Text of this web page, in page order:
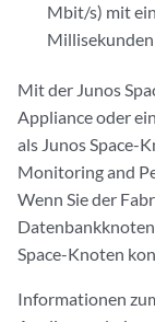
Mbit/s) mit
Mit der Junos
Appliance oder
als Junos Space-
Monitoring and
Wenn Sie der
Space-Knoten
Informationen